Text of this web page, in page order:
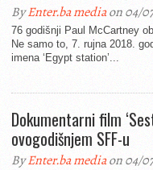
ByEnter.ba mediaon 04/
76 godišnji Paul McCartney
Ne samo to, 7. rujna 2018.
imena ‘Egypt station’...
Dokumentarni film
ovogodišnjem SFF-u
ByEnter.ba mediaon 04/